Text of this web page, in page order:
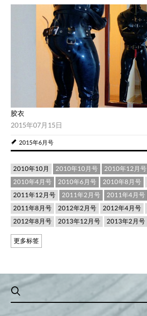
胶衣
2015年07月15日
2015年6月号
2010年10月 2010年10月号 2010年12月号
2010年4月号
2010年6月号 2010年8月号
2011年12月号
2011年2月号 2011年4月号
2011年8月号
2012年2月号 2012年4月号
2012年8月号
2013年12月号 2013年2月号
更多标签